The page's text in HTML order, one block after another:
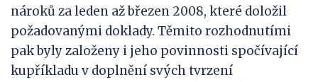
nároků za leden až březen 2008, které doložil
požadovanými doklady. Těmito rozhodnutími
pak byly založeny i jeho povinnosti spočívající
kupříkladu v doplnění svých tvrzení